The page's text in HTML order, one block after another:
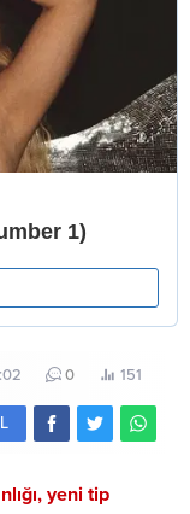
0 151
yeni tip